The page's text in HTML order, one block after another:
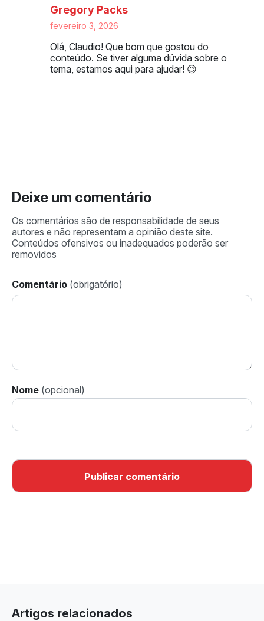
Gregory Packs
fevereiro 3, 2026
Olá, Claudio! Que bom que gostou do
conteúdo. Se tiver alguma dúvida sobre o
tema, estamos aqui para ajudar! 😉
Deixe um comentário
Comentário
Nome
Artigos relacionados